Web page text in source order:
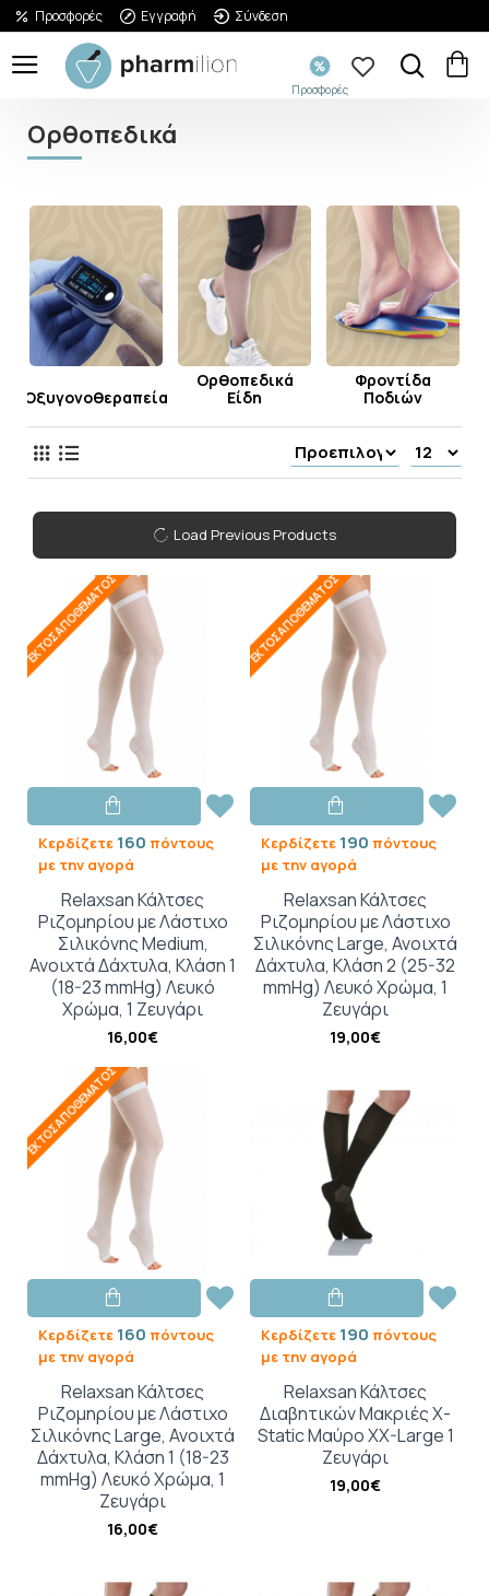
Προσφορές Εγγραφή Σύνδεση
Προσφορές
Ορθοπεδικά
Οξυγονοθεραπεία
Ορθοπεδικά
Είδη
Φροντίδα
Ποδιών
Load Previous Products
ΕΚΤΌΣ ΑΠΟΘΈΜΑΤΟΣ
Κερδίζετε 160 πόντους
με την αγορά
Relaxsan Κάλτσες
Ριζομηρίου με Λάστιχο
Σιλικόνης Medium,
Ανοιχτά Δάχτυλα, Κλάση 1
(18-23 mmHg) Λευκό
Χρώμα, 1 Ζευγάρι
16,00€
ΕΚΤΌΣ ΑΠΟΘΈΜΑΤΟΣ
Κερδίζετε 190 πόντους
με την αγορά
Relaxsan Κάλτσες
Ριζομηρίου με Λάστιχο
Σιλικόνης Large, Ανοιχτά
Δάχτυλα, Κλάση 2 (25-32
mmHg) Λευκό Χρώμα, 1
Ζευγάρι
19,00€
ΕΚΤΌΣ ΑΠΟΘΈΜΑΤΟΣ
Κερδίζετε 160 πόντους
με την αγορά
Relaxsan Κάλτσες
Ριζομηρίου με Λάστιχο
Σιλικόνης Large, Ανοιχτά
Δάχτυλα, Κλάση 1 (18-23
mmHg) Λευκό Χρώμα, 1
Ζευγάρι
16,00€
Κερδίζετε 190 πόντους
με την αγορά
Relaxsan Κάλτσες
Διαβητικών Μακριές X-
Static Μαύρο XX-Large 1
Ζευγάρι
19,00€